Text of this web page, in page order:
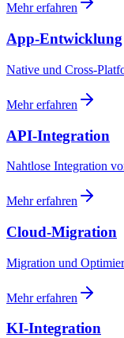
Mehr erfahren
App-Entwicklung
Native und Cross-
Mehr erfahren
API-Integration
Nahtlose Integration
Mehr erfahren
Cloud-Migration
Migration und
Mehr erfahren
KI-Integration